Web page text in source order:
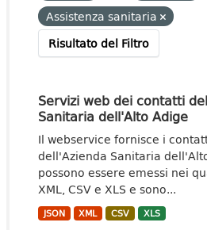
Assistenza sanitaria
Risultato del Filtro
Servizi web dei contatti
Sanitaria dell'Alto Adige
Il webservice fornisce i
dell'Azienda Sanitaria
possono essere emessi nei
XML, CSV e XLS e sono...
JSON XML CSV XLS